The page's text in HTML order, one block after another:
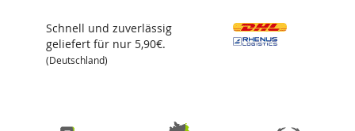
Schnell und zuverlässig
geliefert für nur 5,90€.
(Deutschland)